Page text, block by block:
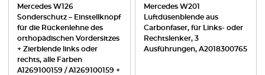
Mercedes W126
Sonderschutz – Einstellknopf
für die Rückenlehne des
orthopädischen Vordersitzes
+ Zierblende links oder
rechts, alle Farben
A1269100159 / A1269100159 +
Mercedes W201
Luftdüsenblende aus
Carbonfaser, für Links- oder
Rechtslenker, 3
Ausführungen, A2018300765